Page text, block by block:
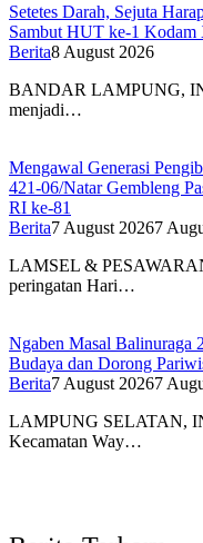
Setetes Darah, Sejuta
Sambut HUT ke-1
Berita8 August 2026
BANDAR LAMPUNG,
menjadi…
Mengawal Generasi
421-06/Natar Gembleng
RI ke-81
Berita7 August 20267
LAMSEL &
peringatan Hari…
Ngaben Masal Balinuraga
Budaya dan Dorong
Berita7 August 20267
LAMPUNG SELATAN,
Kecamatan Way…